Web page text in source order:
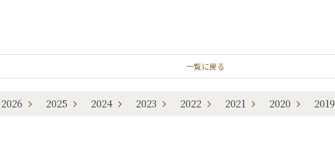
一覧に戻る
2026 2025 2024 2023 2022 2021 2020 2019